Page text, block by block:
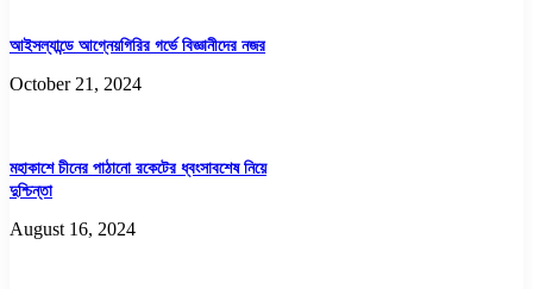
উল্কাবৃষ্টি পর্যবেক্ষণের এমন বিরল সুযোগ হাতছাড়া না করতে আগ্রহীরা রাত জেগে
আকাশের দিকে তাকিয়ে থাকতে পারেন।
আইসল্যান্ডে আগ্নেয়গিরির গর্ভে বিজ্ঞানীদের নজর
October 21, 2024
মহাকাশে চীনের পাঠানো রকেটের ধ্বংসাবশেষ নিয়ে
দুশ্চিন্তা
August 16, 2024